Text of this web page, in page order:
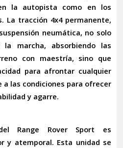
la autopista como en los
La tracción 4x4permanente,
suspensión neumática, no solo
marcha, absorbiendo las
con maestría, sino que
para afrontar cualquier
a las condiciones para ofrecer
y agarre.
Range Rover Sport es
y atemporal. Esta unidad se